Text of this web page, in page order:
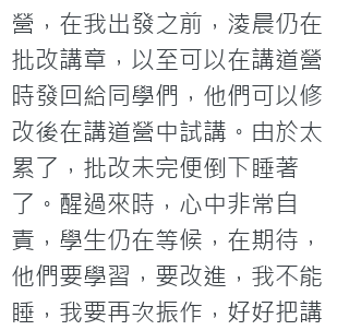
營，在我出發之前，淩晨仍在
批改講章，以至可以在講道營
時發回給同學們，他們可以修
改後在講道營中試講。由於太
累了，批改未完便倒下睡著
了。醒過來時，心中非常自
責，學生仍在等候，在期待，
他們要學習，要改進，我不能
睡，我要再次振作，好好把講